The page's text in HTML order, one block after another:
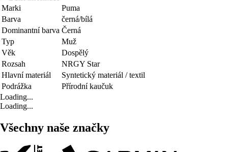
Marki
Puma
Barva
černá/bílá
Dominantní barva Černá
Typ
Muž
Věk
Dospělý
Rozsah
NRGY Star
Hlavní materiál
Syntetický materiál / textil
Podrážka
Přírodní kaučuk
Loading...
Loading...
Všechny naše značky